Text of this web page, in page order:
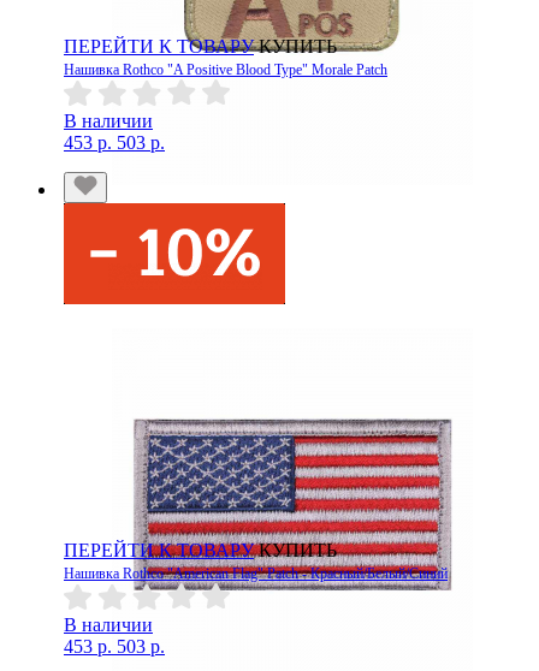
ПЕРЕЙТИ К ТОВАРУ КУПИТЬ
Нашивка Rothco "A Positive Blood Type" Morale Patch
В наличии
453 р. 503 р.
ПЕРЕЙТИ К ТОВАРУ КУПИТЬ
Нашивка Rothco "American Flag" Patch - Красный/Белый/Синий
В наличии
453 р. 503 р.